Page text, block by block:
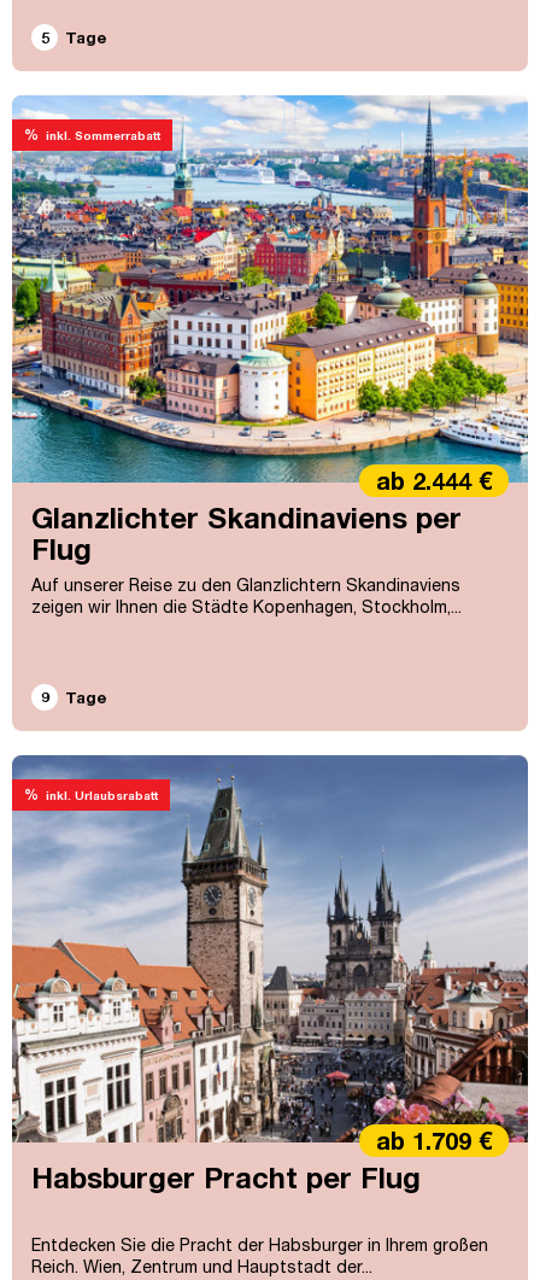
5 Tage
% inkl. Sommerrabatt
Glanzlichter Skandinaviens per
Flug
Auf unserer Reise zu den Glanzlichtern Skandinaviens
zeigen wir Ihnen die Städte Kopenhagen, Stockholm,...
ab 2.444 €
9 Tage
% inkl. Urlaubsrabatt
Habsburger Pracht per Flug
Entdecken Sie die Pracht der Habsburger in Ihrem großen
Reich. Wien, Zentrum und Hauptstadt der...
ab 1.709 €